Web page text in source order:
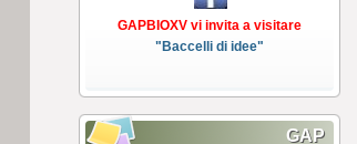
GAPBIOXV vi invita a visitare
"Baccelli di idee"
GAP